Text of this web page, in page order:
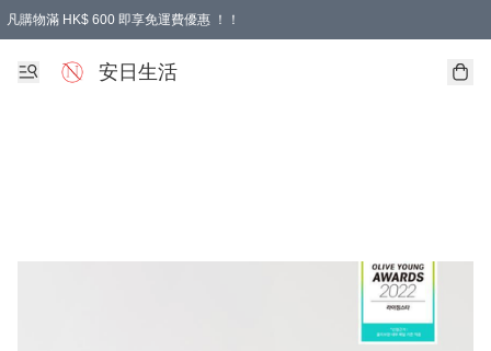
凡購物滿 HK$ 600 即享免運費優惠 ！！
安日生活